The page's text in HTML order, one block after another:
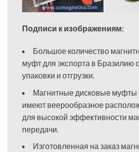
Подписи к изображениям:
Большое количество
муфт для экспорта в Бразилию
упаковки и отгрузки.
Магнитные дисковые муфты
имеют веерообразное
для высокой эффективности
передачи.
Изготовленная на заказ